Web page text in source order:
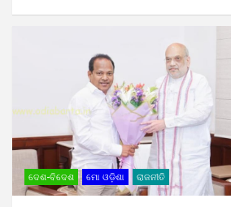
ଦେଶ-ବିଦେଶ ମୋ ଓଡ଼ିଶା ରାଜନୀତି